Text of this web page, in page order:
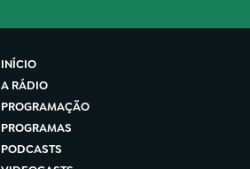
INÍCIO
A RÁDIO
PROGRAMAÇÃO
PROGRAMAS
PODCASTS